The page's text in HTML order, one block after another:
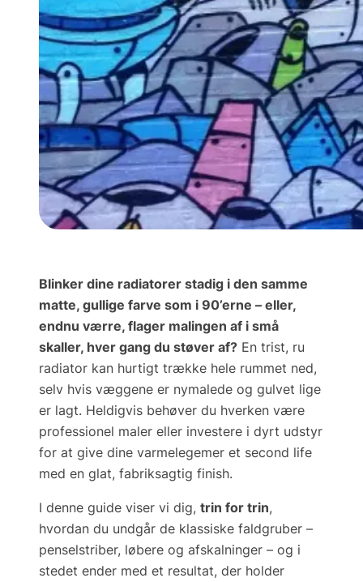
Blinker dine radiatorer stadig i den samme
matte, gullige farve som i 90’erne – eller,
endnu værre, flager malingen af i små
skaller, hver gang du støver af? En trist, ru
radiator kan hurtigt trække hele rummet ned,
selv hvis væggene er nymalede og gulvet lige
er lagt. Heldigvis behøver du hverken være
professionel maler eller investere i dyrt udstyr
for at give dine varmelegemer et second life
med en glat, fabriksagtig finish.
I denne guide viser vi dig, trin for trin,
hvordan du undgår de klassiske faldgruber –
penselstriber, løbere og afskalninger – og i
stedet ender med et resultat, der holder